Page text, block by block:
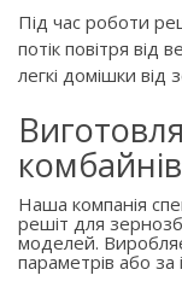
Під час роботи
потік повітря від
легкі домішки від
комбайнів
Наша компанія
решіт для
моделей.
параметрів або